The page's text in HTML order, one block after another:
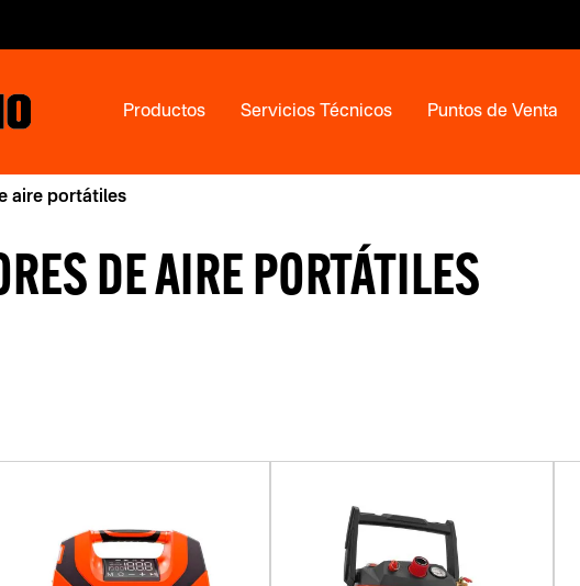
Productos Servicios Técnicos Puntos de Venta
aire portátiles
DE AIRE PORTÁTILES